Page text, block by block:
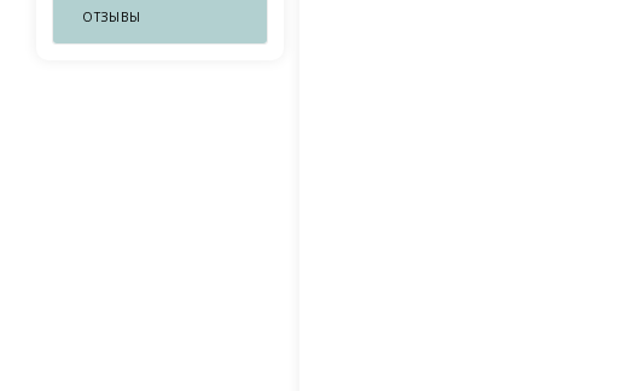
ОТЗЫВЫ